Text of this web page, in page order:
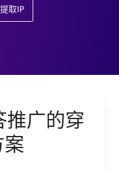
提取IP
广的穿